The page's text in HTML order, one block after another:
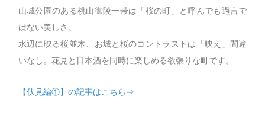
山城公園のある桃山御陵一帯は「桜の町」と呼んでも過言で
はない美しさ。
水辺に映る桜並木、お城と桜のコントラストは「映え」間違
いなし。花見と日本酒を同時に楽しめる欲張りな町です。
【伏見編①】の記事はこちら⇒